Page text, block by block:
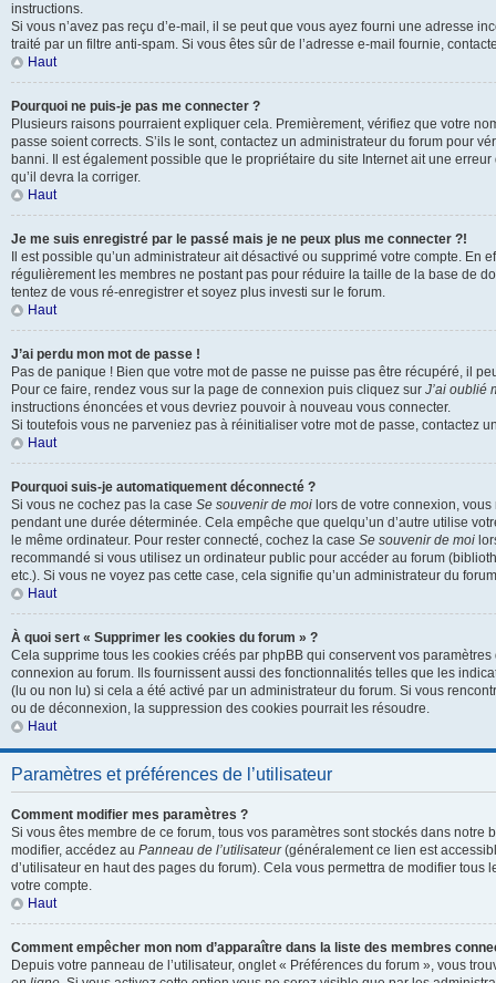
instructions.
Si vous n’avez pas reçu d’e-mail, il se peut que vous ayez fourni une adresse
traité par un filtre anti-spam. Si vous êtes sûr de l’adresse e-mail fournie,
Haut
Pourquoi ne puis-je pas me connecter ?
Plusieurs raisons pourraient expliquer cela. Premièrement, vérifiez que votre
passe soient corrects. S’ils le sont, contactez un administrateur du forum pour
banni. Il est également possible que le propriétaire du site Internet ait une
qu’il devra la corriger.
Haut
Je me suis enregistré par le passé mais je ne peux plus me connecter ?!
Il est possible qu’un administrateur ait désactivé ou supprimé votre compte. En
régulièrement les membres ne postant pas pour réduire la taille de la base de
tentez de vous ré-enregistrer et soyez plus investi sur le forum.
Haut
J’ai perdu mon mot de passe !
Pas de panique ! Bien que votre mot de passe ne puisse pas être récupéré, il
Pour ce faire, rendez vous sur la page de connexion puis cliquez sur J’ai oublié
instructions énoncées et vous devriez pouvoir à nouveau vous connecter.
Si toutefois vous ne parveniez pas à réinitialiser votre mot de passe, contactez
Haut
Pourquoi suis-je automatiquement déconnecté ?
Si vous ne cochez pas la case Se souvenir de moi lors de votre connexion,
pendant une durée déterminée. Cela empêche que quelqu’un d’autre utilise
le même ordinateur. Pour rester connecté, cochez la case Se souvenir de moi
recommandé si vous utilisez un ordinateur public pour accéder au forum
etc.). Si vous ne voyez pas cette case, cela signifie qu’un administrateur du
Haut
À quoi sert « Supprimer les cookies du forum » ?
Cela supprime tous les cookies créés par phpBB qui conservent vos paramètres
connexion au forum. Ils fournissent aussi des fonctionnalités telles que les
(lu ou non lu) si cela a été activé par un administrateur du forum. Si vous
ou de déconnexion, la suppression des cookies pourrait les résoudre.
Haut
Paramètres et préférences de l’utilisateur
Comment modifier mes paramètres ?
Si vous êtes membre de ce forum, tous vos paramètres sont stockés dans notre
modifier, accédez au Panneau de l’utilisateur(généralement ce lien est
d’utilisateur en haut des pages du forum). Cela vous permettra de modifier tous
votre compte.
Haut
Comment empêcher mon nom d’apparaître dans la liste des membres
Depuis votre panneau de l’utilisateur, onglet « Préférences du forum », vous